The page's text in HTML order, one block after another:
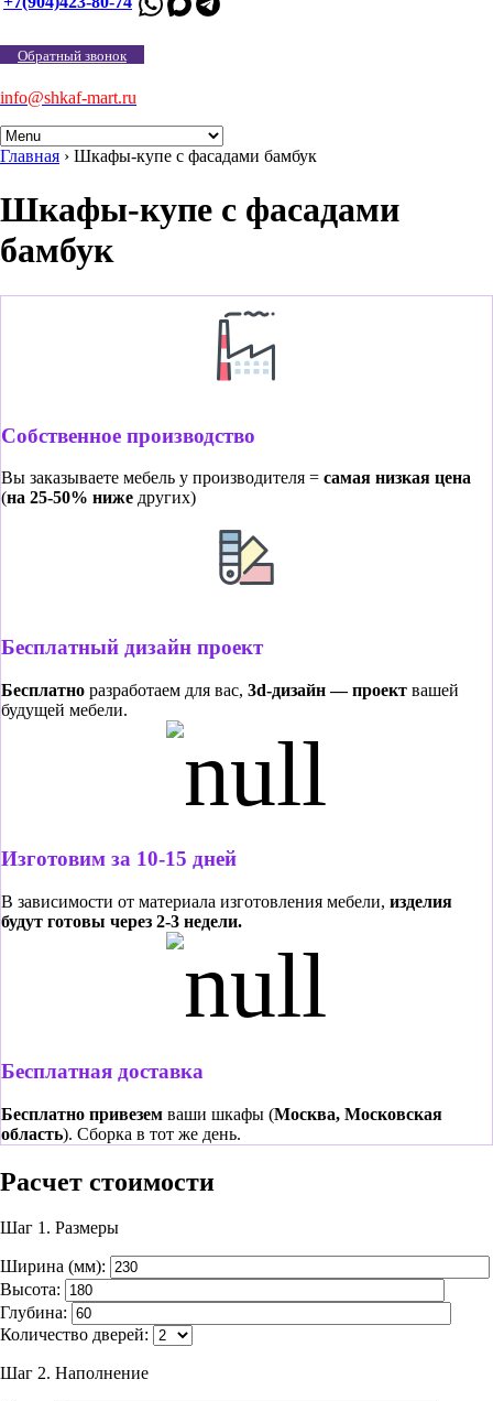
Обратный звонок
info@shkaf-mart.ru
Главная › Шкафы-купе с фасадами бамбук
Шкафы-купе с фасадами
бамбук
Собственное производство
Вы заказываете мебель у производителя = самая низкая цена
(на 25-50% ниже других)
Бесплатный дизайн проект
Бесплатно разработаем для вас, 3d-дизайн — проект вашей
будущей мебели.
Изготовим за 10-15 дней
В зависимости от материала изготовления мебели, изделия
будут готовы через 2-3 недели.
Бесплатная доставка
Бесплатно привезем ваши шкафы (Москва, Московская
область). Сборка в тот же день.
Расчет стоимости
Шаг 1. Размеры
Ширина (мм):
Высота:
Глубина:
Количество дверей:
Шаг 2. Наполнение